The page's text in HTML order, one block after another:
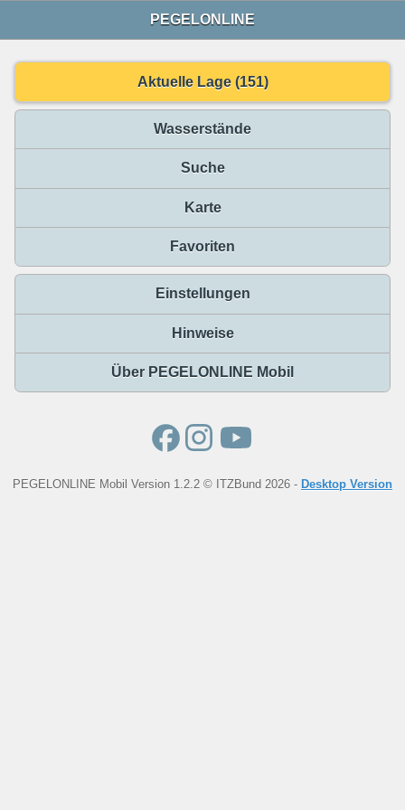
PEGELONLINE
Aktuelle Lage (151)
Wasserstände
Suche
Karte
Favoriten
Einstellungen
Hinweise
Über PEGELONLINE Mobil
PEGELONLINE Mobil Version 1.2.2 © ITZBund 2026 - Desktop Version